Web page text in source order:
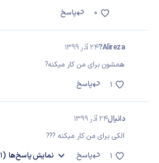
پاسخ
0
Alireza? 24 آذر 1399
همشون برای من کار میکنه?
پاسخ
1
دانیال24 آذر 1399
الکی برای من کار میکنه ???
پاسخ
نمایشپاسخ‌ها (1) 1